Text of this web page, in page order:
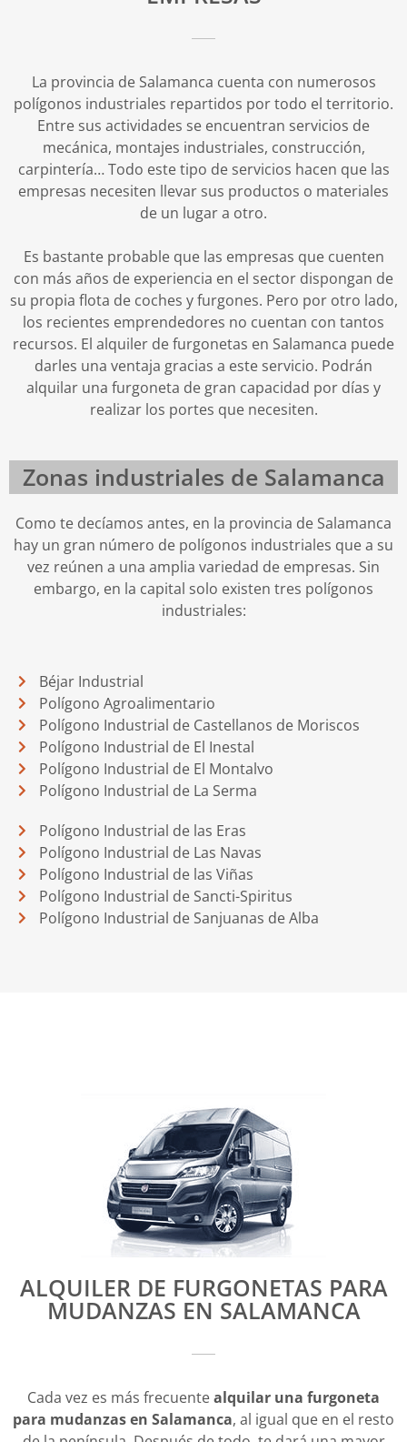
La provincia de Salamanca cuenta con numerosos
polígonos industriales repartidos por todo el territorio.
Entre sus actividades se encuentran servicios de
mecánica, montajes industriales, construcción,
carpintería… Todo este tipo de servicios hacen que las
empresas necesiten llevar sus productos o materiales
de un lugar a otro.
Es bastante probable que las empresas que cuenten
con más años de experiencia en el sector dispongan de
su propia flota de coches y furgones. Pero por otro lado,
los recientes emprendedores no cuentan con tantos
recursos. El alquiler de furgonetas en Salamanca puede
darles una ventaja gracias a este servicio. Podrán
alquilar una furgoneta de gran capacidad por días y
realizar los portes que necesiten.
Zonas industriales de Salamanca
Como te decíamos antes, en la provincia de Salamanca
hay un gran número de polígonos industriales que a su
vez reúnen a una amplia variedad de empresas. Sin
embargo, en la capital solo existen tres polígonos
industriales:
Béjar Industrial
Polígono Agroalimentario
Polígono Industrial de Castellanos de Moriscos
Polígono Industrial de El Inestal
Polígono Industrial de El Montalvo
Polígono Industrial de La Serma
Polígono Industrial de las Eras
Polígono Industrial de Las Navas
Polígono Industrial de las Viñas
Polígono Industrial de Sancti-Spiritus
Polígono Industrial de Sanjuanas de Alba
ALQUILER DE FURGONETAS PARA
MUDANZAS EN SALAMANCA
Cada vez es más frecuentealquilar una furgoneta
para mudanzas en Salamanca, al igual que en el resto